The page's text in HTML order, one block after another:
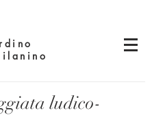
ludico-